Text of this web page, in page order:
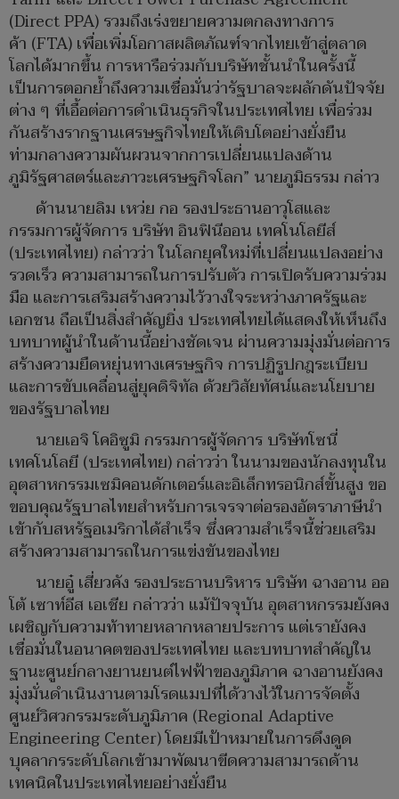
(Direct PPA) รวมถึงเร่งขยายความตกลงทางการ
ค้า (FTA) เพื่อเพิ่มโอกาสผลิตภัณฑ์จากไทยเข้าสู่ตลาด
โลกได้มากขึ้น การหารือร่วมกับบริษัทชั้นนำในครั้งนี้
เป็นการตอกย้ำถึงความเชื่อมั่นว่ารัฐบาลจะผลักดันปัจจัย
ต่าง ๆ ที่เอื้อต่อการดำเนินธุรกิจในประเทศไทย เพื่อร่วม
กันสร้างรากฐานเศรษฐกิจไทยให้เติบโตอย่างยั่งยืน
ท่ามกลางความผันผวนจากการเปลี่ยนแปลงด้าน
ภูมิรัฐศาสตร์และภาวะเศรษฐกิจโลก” นายภูมิธรรม กล่าว
ด้านนายลิม เหว่ย กอ รองประธานอาวุโสและ
กรรมการผู้จัดการ บริษัท อินฟินีออน เทคโนโลยีส์
(ประเทศไทย) กล่าวว่า ในโลกยุคใหม่ที่เปลี่ยนแปลงอย่าง
รวดเร็ว ความสามารถในการปรับตัว การเปิดรับความร่วม
มือ และการเสริมสร้างความไว้วางใจระหว่างภาครัฐและ
เอกชน ถือเป็นสิ่งสำคัญยิ่ง ประเทศไทยได้แสดงให้เห็นถึง
บทบาทผู้นำในด้านนี้อย่างชัดเจน ผ่านความมุ่งมั่นต่อการ
สร้างความยืดหยุ่นทางเศรษฐกิจ การปฏิรูปกฎระเบียบ
และการขับเคลื่อนสู่ยุคดิจิทัล ด้วยวิสัยทัศน์และนโยบาย
ของรัฐบาลไทย
นายเอจิ โคอิซูมิ กรรมการผู้จัดการ บริษัทโซนี่
เทคโนโลยี (ประเทศไทย) กล่าวว่า ในนามของนักลงทุนใน
อุตสาหกรรมเซมิคอนดักเตอร์และอิเล็กทรอนิกส์ขั้นสูง ขอ
ขอบคุณรัฐบาลไทยสำหรับการเจรจาต่อรองอัตราภาษีนำ
เข้ากับสหรัฐอเมริกาได้สำเร็จ ซึ่งความสำเร็จนี้ช่วยเสริม
สร้างความสามารถในการแข่งขันของไทย
นายอู๋ เสี่ยวคัง รองประธานบริหาร บริษัท ฉางอาน ออ
โต้ เซาท์อีส เอเชีย กล่าวว่า แม้ปัจจุบัน อุตสาหกรรมยังคง
เผชิญกับความท้าทายหลากหลายประการ แต่เรายังคง
เชื่อมั่นในอนาคตของประเทศไทย และบทบาทสำคัญใน
ฐานะศูนย์กลางยานยนต์ไฟฟ้าของภูมิภาค ฉางอานยังคง
มุ่งมั่นดำเนินงานตามโรดแมปที่ได้วางไว้ในการจัดตั้ง
ศูนย์วิศวกรรมระดับภูมิภาค (Regional Adaptive
Engineering Center) โดยมีเป้าหมายในการดึงดูด
บุคลากรระดับโลกเข้ามาพัฒนาขีดความสามารถด้าน
เทคนิคในประเทศไทยอย่างยั่งยืน